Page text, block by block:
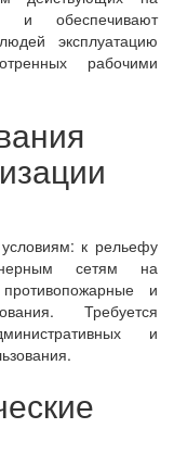
и обеспечивают
эксплуатацию
рабочими
к рельефу
сетям на
и
Требуется
и